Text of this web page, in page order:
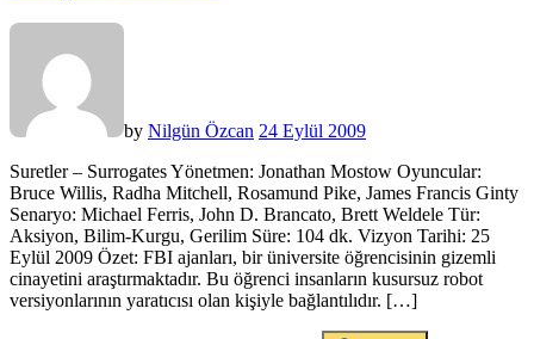
by Nilgün Özcan 24 Eylül 2009
Suretler – Surrogates Yönetmen: Jonathan Mostow Oyuncular:
Bruce Willis, Radha Mitchell, Rosamund Pike, James Francis Ginty
Senaryo: Michael Ferris, John D. Brancato, Brett Weldele Tür:
Aksiyon, Bilim-Kurgu, Gerilim Süre: 104 dk. Vizyon Tarihi: 25
Eylül 2009 Özet: FBI ajanları, bir üniversite öğrencisinin gizemli
cinayetini araştırmaktadır. Bu öğrenci insanların kusursuz robot
versiyonlarının yaratıcısı olan kişiyle bağlantılıdır. […]